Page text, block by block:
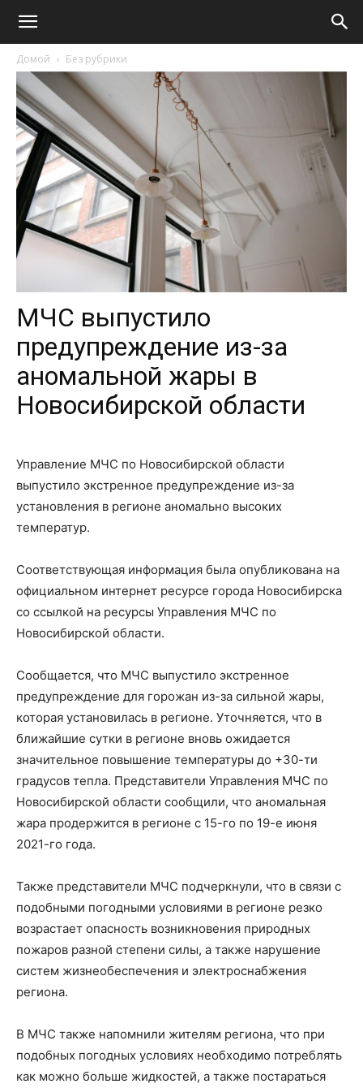
Домой Без рубрики
МЧС выпустило
предупреждение из-за
аномальной жары в
Новосибирской области
Управление МЧС по Новосибирской области
выпустило экстренное предупреждение из-за
установления в регионе аномально высоких
температур.
Соответствующая информация была опубликована на
официальном интернет ресурсе города Новосибирска
со ссылкой на ресурсы Управления МЧС по
Новосибирской области.
Сообщается, что МЧС выпустило экстренное
предупреждение для горожан из-за сильной жары,
которая установилась в регионе. Уточняется, что в
ближайшие сутки в регионе вновь ожидается
значительное повышение температуры до +30-ти
градусов тепла. Представители Управления МЧС по
Новосибирской области сообщили, что аномальная
жара продержится в регионе с 15-го по 19-е июня
2021-го года.
Также представители МЧС подчеркнули, что в связи с
подобными погодными условиями в регионе резко
возрастает опасность возникновения природных
пожаров разной степени силы, а также нарушение
систем жизнеобеспечения и электроснабжения
региона.
В МЧС также напомнили жителям региона, что при
подобных погодных условиях необходимо потреблять
как можно больше жидкостей, а также постараться